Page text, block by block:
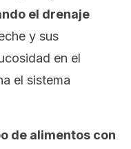
el drenaje
y sus
en el
el sistema
de alimentos con